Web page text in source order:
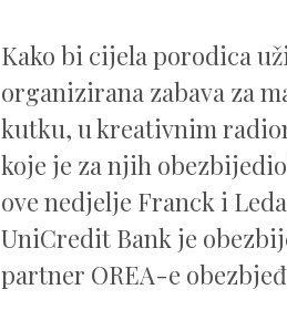
Kako bi cijela porodica
organizirana zabava za
kutku, u kreativnim
koje je za njih
ove nedjelje Franck i
UniCredit Bank je
partner OREA-e